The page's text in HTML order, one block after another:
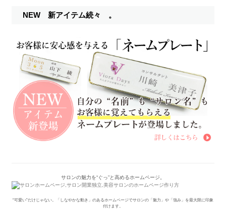
NEW 新アイテム続々 。
サロンの魅力を“ぐっ”と高めるホームページ。
“可愛い”だけじゃない。「しなやかな動き」のあるホームページでサロンの「魅力」や「強み」を最大限に印象
付けます。